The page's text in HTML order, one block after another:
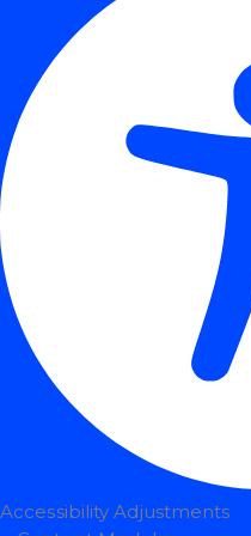
Accessibility Adjustments